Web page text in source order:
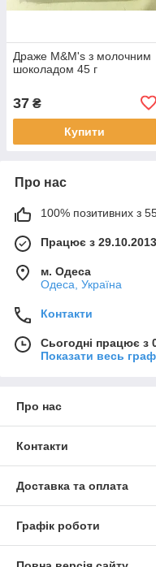
Драже M&M's з молочним
шоколадом 45 г
37 ₴
Купити
Про нас
100% позитивних з
Працює з 29.10.2013
м. Одеса
Одеса, Україна
Контакти
Сьогодні працює з
Показати весь
Про нас
Контакти
Доставка та оплата
Графік роботи